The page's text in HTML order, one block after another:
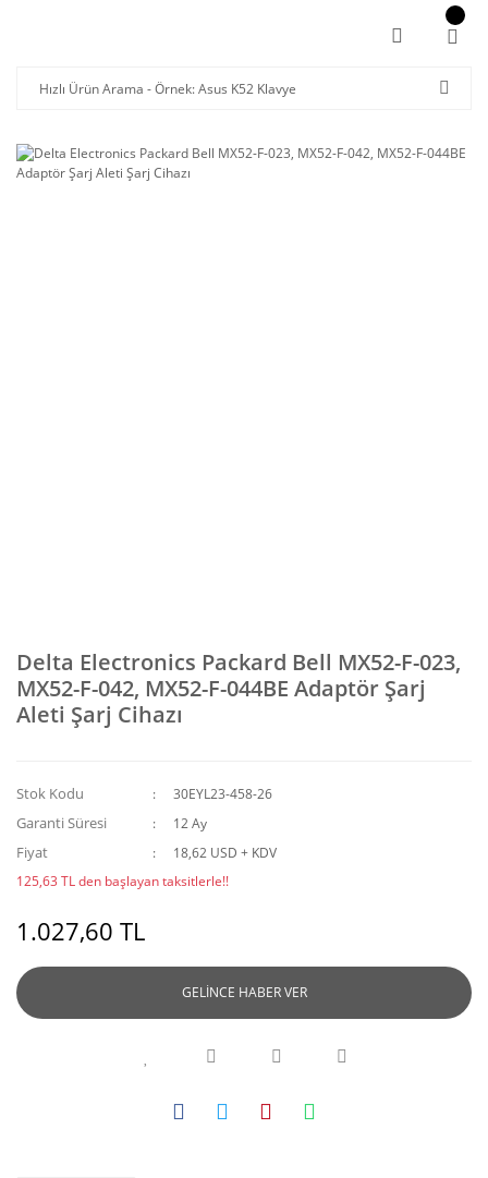
Delta Electronics Packard Bell MX52-F-023,
MX52-F-042, MX52-F-044BE Adaptör Şarj
Aleti Şarj Cihazı
Stok Kodu 30EYL23-458-26
Garanti Süresi 12 Ay
Fiyat
18,62 USD + KDV
125,63 TL den başlayan taksitlerle!!
1.027,60 TL
GELİNCE HABER VER